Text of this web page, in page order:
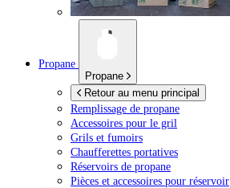
Propane
Propane
Retour au menu principal
Remplissage de propane
Accessoires pour le gril
Grils et fumoirs
Chaufferettes portatives
Réservoirs de propane
Pièces et accessoires pour réservoir